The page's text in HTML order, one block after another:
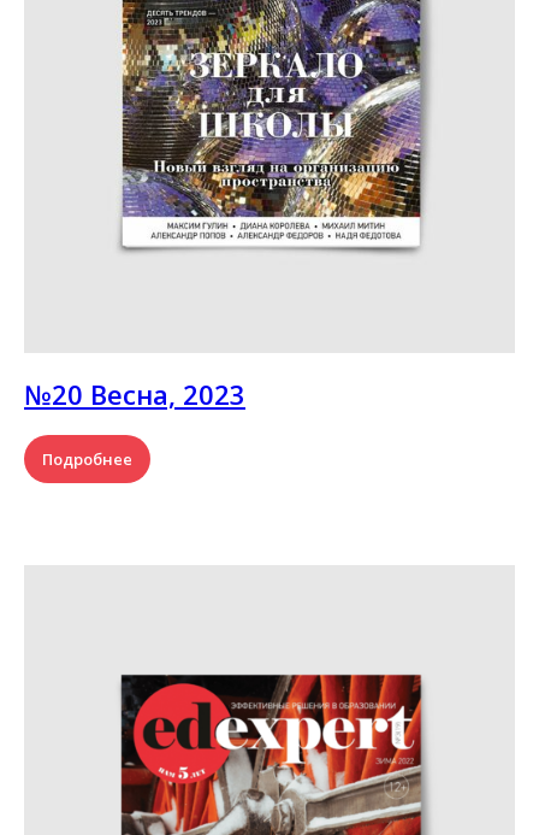
№20 Весна, 2023
Подробнее